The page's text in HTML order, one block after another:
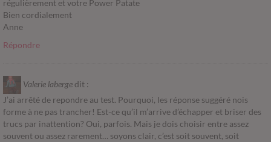
régulièrement et votre Power Patate
Bien cordialement
Anne
Répondre
Valerie laberge dit :
J’ai arrêté de repondre au test. Pourquoi, les réponse suggéré nois
forme à ne pas trancher! Est-ce qu’il m’arrive d’échapper et briser des
trucs par inattention? Oui, parfois. Mais je dois choisir entre assez
souvent ou assez rarement… soyons clair, c’est soit souvent, soit